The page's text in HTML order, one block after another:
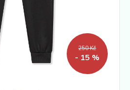
250 Kč
- 15 %